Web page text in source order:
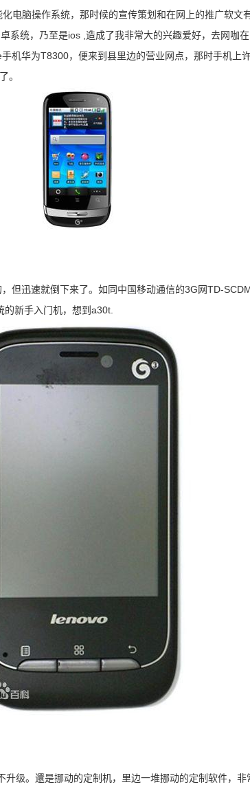
电脑操作系统，那时候的宣传策划和在网上的推广软文
系统，乃至是ios ,造成了我非常大的兴趣爱好，去网咖
机华为T8300，便来到县里边的营业网点，那时手机上
。
但迅速就倒下来了。如同中国移动通信的3G网TD-
新手入门机，想到a30t.
级。還是挪动的定制机，里边一堆挪动的定制软件，